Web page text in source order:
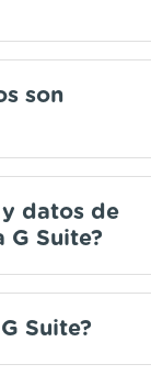
son
datos de
G Suite?
Suite?